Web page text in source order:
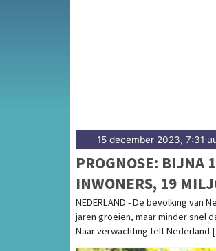
Van werkzaamheden op
15 december 2023, 7:31
PROGNOSE: BIJNA
INWONERS, 19
VERWACHT
NEDERLAND - De bevolking van
jaren groeien, maar minder snel
Naar verwachting telt Nederland